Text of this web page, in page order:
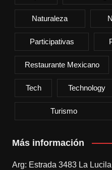
Naturaleza
Participativas
Restaurante Mexicano
Tech Technology
Turismo
Más información
Arg: Estrada 3483 La